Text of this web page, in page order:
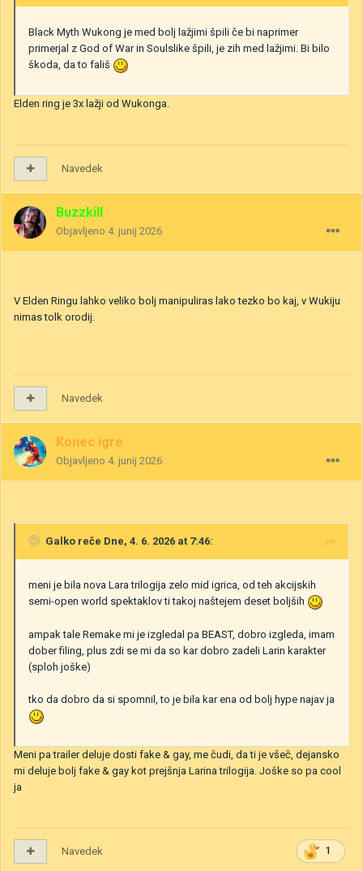
Black Myth Wukong je med bolj lažjimi špili če bi naprimer
primerjal z God of War in Soulslike špili, je zih med lažjimi. Bi bilo
škoda, da to fališ
Elden ring je 3x lažji od Wukonga.
Navedek
Buzzkill
Objavljeno 4. junij 2026
V Elden Ringu lahko veliko bolj manipuliras lako tezko bo kaj, v Wukiju
nimas tolk orodij.
Navedek
Konec igre
Objavljeno 4. junij 2026
Galko reče Dne, 4. 6. 2026 at 7:46:
meni je bila nova Lara trilogija zelo mid igrica, od teh akcijskih
semi-open world spektaklov ti takoj naštejem deset boljših
ampak tale Remake mi je izgledal pa BEAST, dobro izgleda, imam
dober filing, plus zdi se mi da so kar dobro zadeli Larin karakter
(sploh joške)
tko da dobro da si spomnil, to je bila kar ena od bolj hype najav ja
Meni pa trailer deluje dosti fake & gay, me čudi, da ti je všeč, dejansko
mi deluje bolj fake & gay kot prejšnja Larina trilogija. Joške so pa cool
ja
1
Navedek